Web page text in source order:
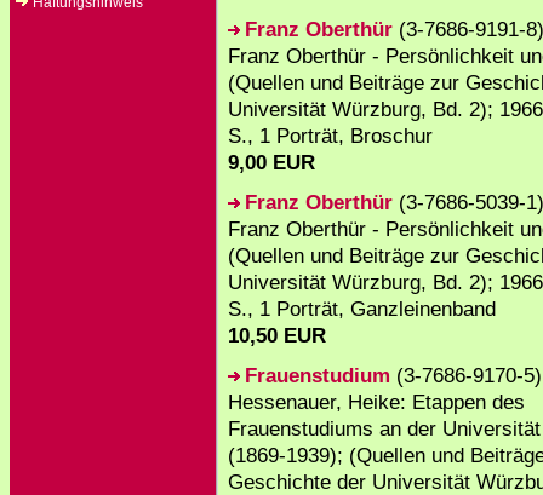
Franz Oberthür (3-7686-9191-
Franz Oberthür - Persönlichkeit
(Quellen und Beiträge zur
Universität Würzburg, Bd. 2);
S., 1 Porträt, Broschur
9,00 EUR
Franz Oberthür (3-7686-5039-
Franz Oberthür - Persönlichkeit
(Quellen und Beiträge zur
Universität Würzburg, Bd. 2);
S., 1 Porträt, Ganzleinenband
10,50 EUR
Frauenstudium (3-7686-9170-5)
Hessenauer, Heike: Etappen des
Frauenstudiums an der
(1869-1939); (Quellen und
Geschichte der Universität